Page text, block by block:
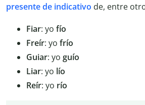
presente de indicativo de, entre
Fiar: yo fío
Freír: yo frío
Guiar: yo guío
Liar: yo lío
Reír: yo río